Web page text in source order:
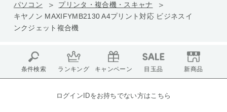
パソコン
プリンタ・複合機・スキャナ
キヤノン MAXIFYMB2130 A4プリント対応 ビジネスイ
ンクジェット複合機
条件検索 ランキング キャンペーン 目玉品 新商品
ログインIDをお持ちでない方はこちら